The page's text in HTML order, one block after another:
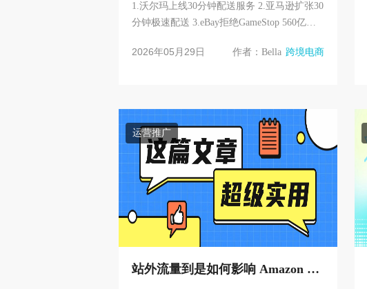
1.沃尔玛上线30分钟配送服务 2.亚马逊扩张30
分钟极速配送 3.eBay拒绝GameStop 560亿美
超Target 5. T...
2026年05月29日 作者：Bella 跨境电商
运营推广
站外流量到是如何影响 Amazon 排